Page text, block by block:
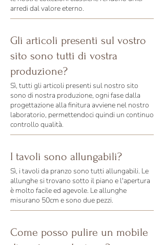
arredi dal valore eterno.
Gli articoli presenti sul vostro
sito sono tutti di vostra
produzione?
Sì, tutti gli articoli presenti sul nostro sito
sono di nostra produzione, ogni fase dalla
progettazione alla finitura avviene nel nostro
laboratorio, permettendoci quindi un continuo
controllo qualità.
I tavoli sono allungabili?
Sì, i tavoli da pranzo sono tutti allungabili. Le
allunghe si trovano sotto il piano e l'apertura
è molto facile ed agevole. Le allunghe
misurano 50cm e sono due pezzi.
Come posso pulire un mobile